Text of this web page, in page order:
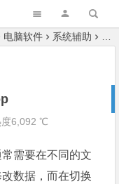
电脑软件 系统辅助
度6,092 ℃
需要在不同的文
数据，而在切换